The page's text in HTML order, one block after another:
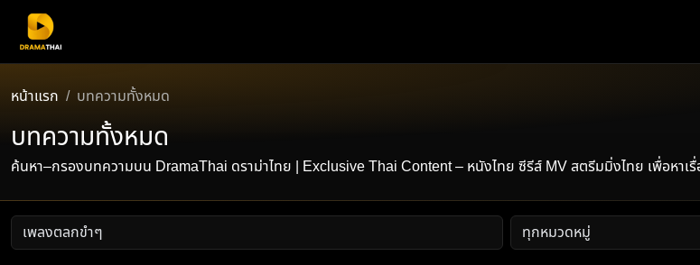
หน้าแรก บทความทั้งหมด
บทความทั้งหมด
ค้นหา–กรองบทความบน DramaThai ดราม่าไทย | Exclusive Thai Content – หนังไทย ซีรีส์ MV สตรีมมิ่งไทย เพื่อหาเ